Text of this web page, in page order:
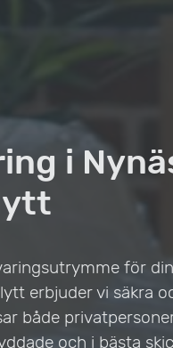
i
för
erbjuder vi säkra
både
och i bästa